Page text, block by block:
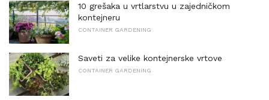
10 grešaka u vrtlarstvu u zajedničkom
kontejneru
CONTAINER GARDENING
Saveti za velike kontejnerske vrtove
CONTAINER GARDENING